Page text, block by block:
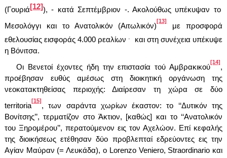
(Γουριά[12]), - κατά Σεπτέμβριον -. Ακολούθως υπέκυψαν το
Μεσολόγγι και το Ανατολικόν (Αιτωλικόν)
[13]
με προσφορά
εθελουσίας εισφοράς 4.000 ρεαλίων .
και στη συνέχεια υπέκυψε
η Βόνιτσα.
Οι Βενετοί έχοντες ήδη την επιστασία τού Αμβρακικού
[14]
,
προέβησαν ευθύς αμέσως στη διοικητική οργάνωση της
νεοκατακτηθείσας περιοχής: Διαίρεσαν τη χώρα σε δύο
territoria
[15]
, των σαράντα χωρίων έκαστον: το ‘‘Δυτικόν της
Βονίτσης’’, τερματίζον στο Άκτιον, [καθώς] και το ‘‘Ανατολικόν
του Ξηρομέρου’’, περατούμενον εις τον Αχελώον. Επί κεφαλής
της διοικήσεως ετέθησαν δύο προβλεπταί εδρεύοντες εις την
Αγίαν Μαύραν (= Λευκάδα), ο Lorenzo Veniero, Straordinario και